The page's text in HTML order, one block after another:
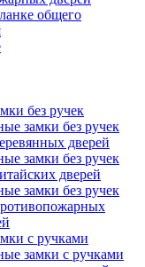
общего
без ручек
замки без ручек
дверей
замки без ручек
дверей
замки без ручек
с ручками
замки с ручками